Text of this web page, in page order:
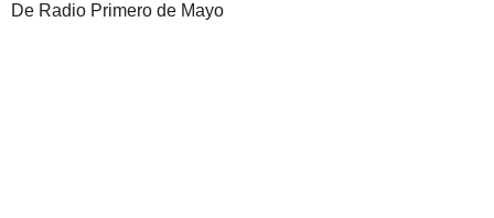
De Radio Primero de Mayo